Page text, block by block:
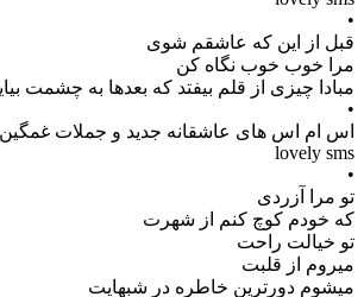
•
قبل از این که عاشقم شوی
مرا خوب خوب نگاه کن
مبادا چیزی از قلم بیفتد که بعدها به چشمت
•
اس ام اس های عاشقانه جدید و جملات
lovely sms
•
تو مرا آزردی
که خودم کوچ کنم از شهرت
تو خیالت راحت
میروم از قلبت
میشوم دورترین خاطره در شبهایت